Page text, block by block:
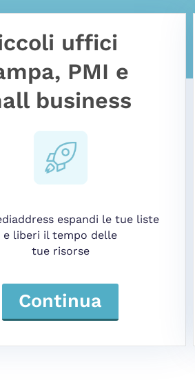
uffici
PMI e
business
espandi le tue liste
e liberi il tempo delle
tue risorse
Continua